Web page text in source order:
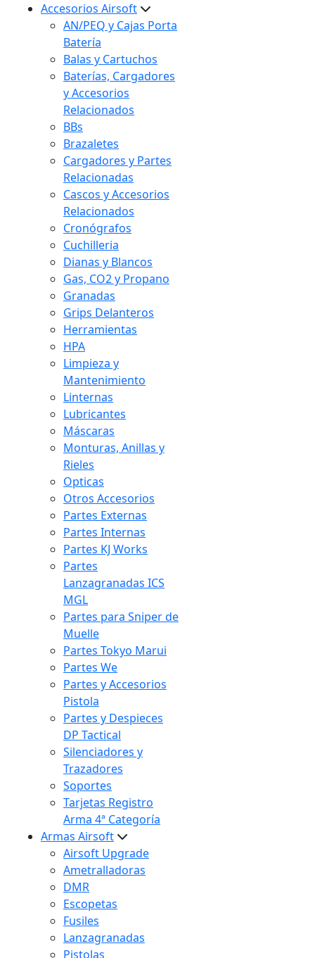
Accesorios Airsoft
AN/PEQ y Cajas Porta
Batería
Balas y Cartuchos
Baterías, Cargadores
y Accesorios
Relacionados
BBs
Brazaletes
Cargadores y Partes
Relacionadas
Cascos y Accesorios
Relacionados
Cronógrafos
Cuchilleria
Dianas y Blancos
Gas, CO2 y Propano
Granadas
Grips Delanteros
Herramientas
HPA
Limpieza y
Mantenimiento
Linternas
Lubricantes
Máscaras
Monturas, Anillas y
Rieles
Opticas
Otros Accesorios
Partes Externas
Partes Internas
Partes KJ Works
Partes
Lanzagranadas ICS
MGL
Partes para Sniper de
Muelle
Partes Tokyo Marui
Partes We
Partes y Accesorios
Pistola
Partes y Despieces
DP Tactical
Silenciadores y
Trazadores
Soportes
Tarjetas Registro
Arma 4ª Categoría
Armas Airsoft
Airsoft Upgrade
Ametralladoras
DMR
Escopetas
Fusiles
Lanzagranadas
Pistolas